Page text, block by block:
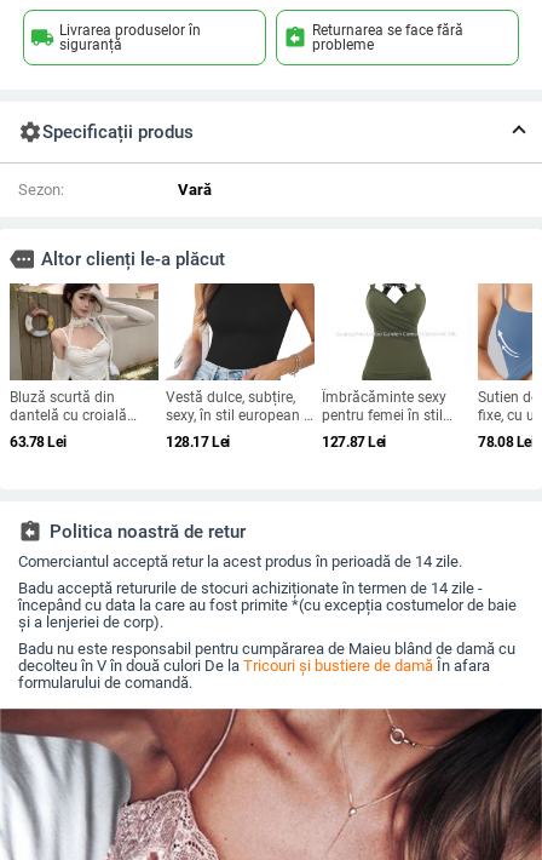
local_shipping Livrarea produselor în
siguranță
assignment_return Returnarea se face fără
probleme
settingsSpecificații produs
Sezon: Vară
more Altor clienți le-a plăcut
Bluză scurtă din
dantelă cu croială
Slim Fit pentru femei,
cu guler agățat, sexy,
63.78Lei
Vestă dulce, subțire,
sexy, în stil european și
american, pentru
comerț exterior
128.17Lei
Îmbrăcăminte sexy
pentru femei în stil
european și american
Y2K, cu curea încrețită,
127.87Lei
Sutien
fixe, cu
Amazon
Statele
78.08Lei
assignment_return Politica noastră de retur
Comerciantul acceptă retur la acest produs în perioadă de 14 zile.
Badu acceptă retururile de stocuri achiziționate în termen de 14 zile -
începând cu data la care au fost primite *(cu excepția costumelor de baie
și a lenjeriei de corp).
Badu nu este responsabil pentru cumpărarea de Maieu blând de damă cu
decolteu în V în două culori De la Tricouri și bustiere de damă În afara
formularului de comandă.